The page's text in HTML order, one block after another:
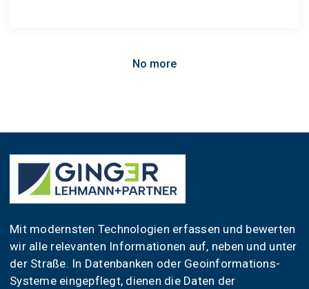
No more
Mit modernsten Technologien erfassen und bewerten
wir alle relevanten Informationen auf, neben und unter
der Straße. In Datenbanken oder Geoinformations-
Systeme eingepflegt, dienen die Daten der